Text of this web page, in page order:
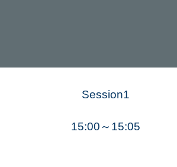
Session1
15:00～15:05